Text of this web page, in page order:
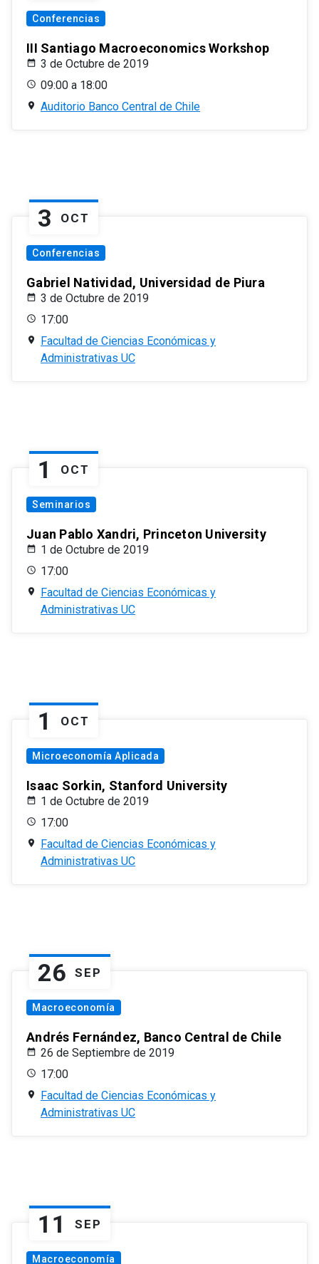
Conferencias
III Santiago Macroeconomics Workshop
3 de Octubre de 2019
09:00 a 18:00
Auditorio Banco Central de Chile
3 OCT
Conferencias
Gabriel Natividad, Universidad de Piura
3 de Octubre de 2019
17:00
Facultad de Ciencias Económicas y
Administrativas UC
1 OCT
Seminarios
Juan Pablo Xandri, Princeton University
1 de Octubre de 2019
17:00
Facultad de Ciencias Económicas y
Administrativas UC
1 OCT
Microeconomía Aplicada
Isaac Sorkin, Stanford University
1 de Octubre de 2019
17:00
Facultad de Ciencias Económicas y
Administrativas UC
26 SEP
Macroeconomía
Andrés Fernández, Banco Central de Chile
26 de Septiembre de 2019
17:00
Facultad de Ciencias Económicas y
Administrativas UC
11 SEP
Macroeconomía